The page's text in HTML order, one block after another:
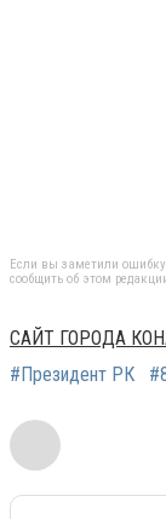
Если вы заметили
сообщить об этом
САЙТ ГОРОДА
#Президент РК